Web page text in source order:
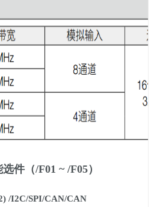
件（/F01 ~ /F05）
/I2C/SPI/CAN/CAN